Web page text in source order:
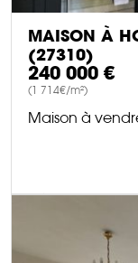
MAISON À
(27310)
240 000 €
(1 714€/m²)
Maison à